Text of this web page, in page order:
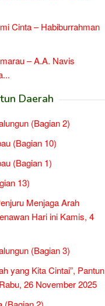
Cinta – Habiburrahman
– A.A. Navis
Daerah
(Bagian 2)
(Bagian 10)
(Bagian 1)
13)
Menjaga Arah
Hari ini Kamis, 4
(Bagian 3)
yang Kita Cintai”, Pantun
26 November 2025